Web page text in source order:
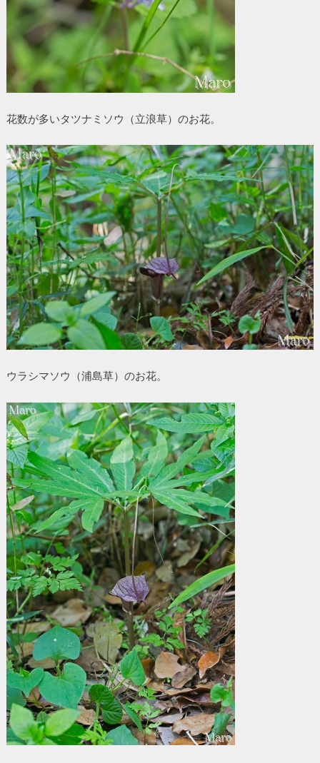
花数が多いタツナミソウ（立浪草）のお花。
ウラシマソウ（浦島草）のお花。